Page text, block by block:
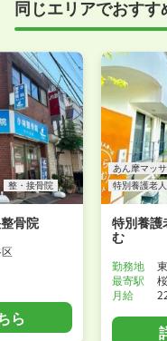
事前に確認するこ
付けください！
同じエリアでおすす
整・接骨院
骨院
ら
あん摩マッ
特別養護老
特別養護
む
勤務地
最寄駅
月給